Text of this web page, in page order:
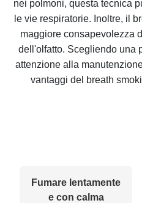
nei polmoni, questa tecnica
le vie respiratorie. Inoltre, il
maggiore consapevolezza
dell'olfatto. Scegliendo una
attenzione alla
vantaggi del breath
Fumare lentamente
e con calma